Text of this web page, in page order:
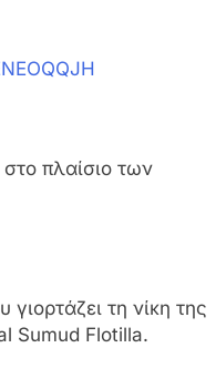
πλαίσιο των
τη νίκη της
Sumud Flotilla.